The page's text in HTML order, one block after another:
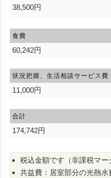
38,500円
食費
60,242円
状況把握、生活相談サービス費
11,000円
合計
174,742円
税込金額です（非課税マー
共益費：居室部分の光熱